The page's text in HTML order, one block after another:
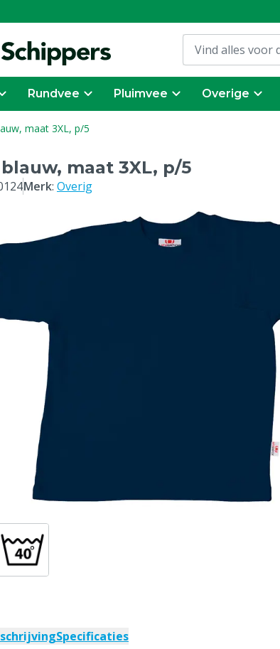
Rundvee Pluimvee Overige
maat 3XL, p/5
maat 3XL, p/5
Merk: Overig
Specificaties